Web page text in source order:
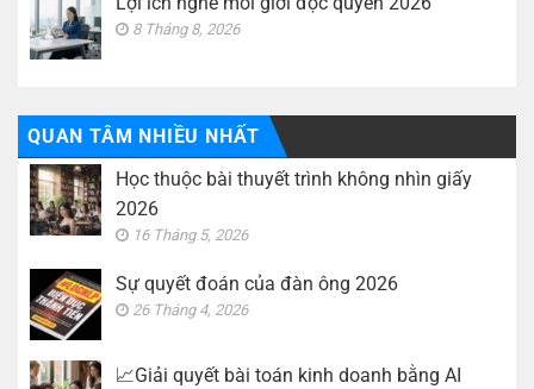
8 Tháng 8, 2026
QUAN TÂM NHIỀU NHẤT
Học thuộc bài thuyết trình không nhìn giấy
2026
16 Tháng 5, 2026
Sự quyết đoán của đàn ông 2026
26 Tháng 4, 2026
📈Giải quyết bài toán kinh doanh bằng AI